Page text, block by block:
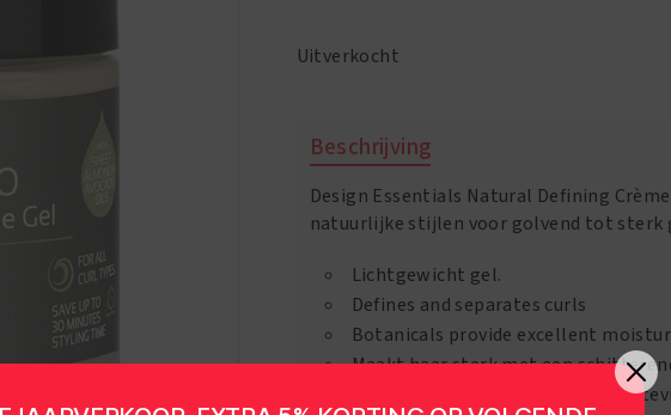
Uitverkocht
Beschrijving
Design Essentials Natural Defining
natuurlijke stijlen voor golvend tot sterk
Lichtgewicht gel.
Defines and separates curls
Botanicals provide excellent
Maakt haar sterk met een
Geeft een matige tot stevige